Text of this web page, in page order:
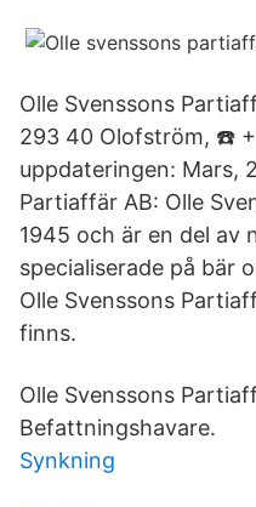
Olle Svenssons
293 40 Olofström, ☎️
uppdateringen: Mars,
Partiaffär AB: Olle
1945 och är en del av
specialiserade på bär
Olle Svenssons
finns.
Olle Svenssons
Befattningshavare.
Synkning